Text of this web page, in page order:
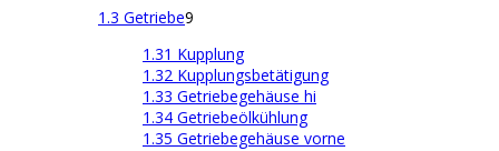
1.3 Getriebe9
1.31 Kupplung
1.32 Kupplungsbetätigung
1.33 Getriebegehäuse hi
1.34 Getriebeölkühlung
1.35 Getriebegehäuse vorne